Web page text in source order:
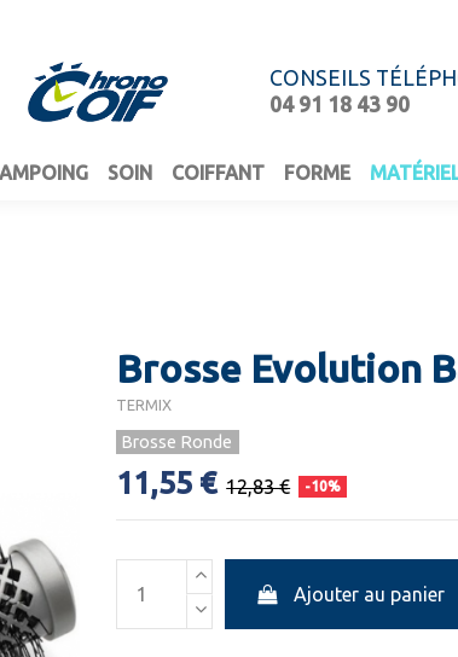
CONSEILS
04 91 18 43 90
SOIN COIFFANT FORME
Brosse Evolution
TERMIX
Brosse Ronde
11,55 € 12,83 € -10%
Ajouter au panier